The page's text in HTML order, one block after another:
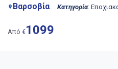
place Βαρσοβία Κατηγορία:
Από €1099